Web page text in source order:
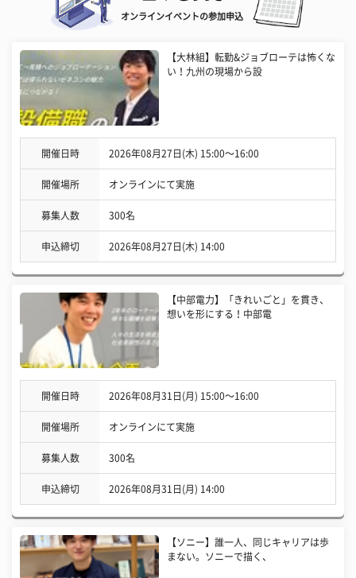
オンラインイベントの参加申込
【大林組】転勤&ジョブローテは怖くな
い！九州の現場から設
開催日時 2026年08月27日(木) 15:00〜16:00
開催場所 オンラインにて実施
募集人数 300名
申込締切 2026年08月27日(木) 14:00
【中部電力】「きれいごと」を貫き、
想いを形にする！中部電
開催日時 2026年08月31日(月) 15:00〜16:00
開催場所 オンラインにて実施
募集人数 300名
申込締切 2026年08月31日(月) 14:00
【ソニー】誰一人、同じキャリアは歩
まない。ソニーで描く、